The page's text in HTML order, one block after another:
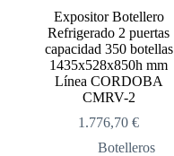
Expositor Botellero
Refrigerado 2 puertas
capacidad 350 botellas
1435x528x850h mm
Línea CORDOBA
CMRV-2
1.776,70€
Botelleros